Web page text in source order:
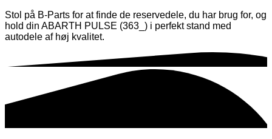
Stol på B-Parts for at finde de reservedele, du har brug for, og
hold din ABARTH PULSE (363_) i perfekt stand med
autodele af høj kvalitet.